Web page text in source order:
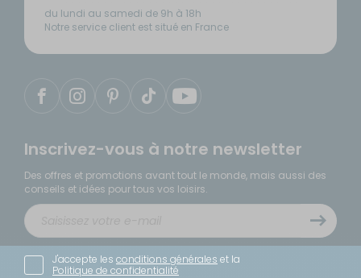
du lundi au samedi de 9h à 18h
Notre service client est situé en France
Inscrivez-vous à notre newsletter
Des offres et promotions avant tout le monde, mais aussi des
conseils et idées pour tous vos loisirs.
J'accepte les conditions générales et la
Politique de confidentialité